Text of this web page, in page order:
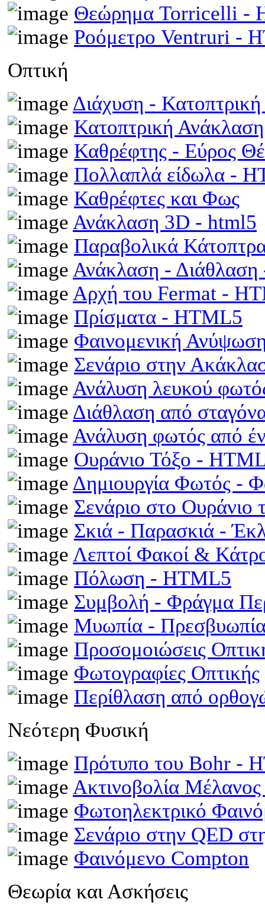
Θεώρημα Torricelli -
Ροόμετρο Ventruri -
Οπτική
Διάχυση -
Κατοπτρική
Καθρέφτης - Εύρος
Πολλαπλά είδωλα -
Καθρέφτες και Φως
Ανάκλαση 3D - html5
Παραβολικά
Ανάκλαση -
Αρχή του Fermat -
Πρίσματα - HTML5
Φαινομενική
Σενάριο στην
Ανάλυση λευκού
Διάθλαση από
Ανάλυση φωτός από
Ουράνιο Τόξο -
Δημιουργία Φωτός -
Σενάριο στο Ουράνιο
Σκιά - Παρασκιά -
Λεπτοί Φακοί &
Πόλωση - HTML5
Συμβολή - Φράγμα
Μυωπία -
Προσομοιώσεις
Φωτογραφίες Οπτικής
Περίθλαση από
Νεότερη Φυσική
Πρότυπο του Bohr -
Ακτινοβολία
Φωτοηλεκτρικό
Σενάριο στην QED
Φαινόμενο Compton
Θεωρία και Ασκήσεις